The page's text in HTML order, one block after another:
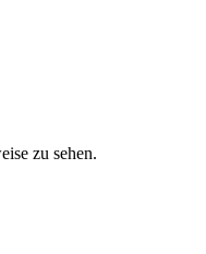
zu sehen.